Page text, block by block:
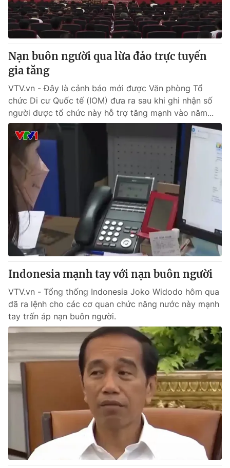
® Cấm sao chép dưới mọi hình thức nếu không có sự chấp
thuận bằng văn bản. Ghi rõ nguồn VTV.vn khi phát hành lại
thông tin từ website này.
Nạn buôn người qua lừa đảo trực tuyến
gia tăng
VTV.vn - Đây là cảnh báo mới được Văn phòng Tổ
chức Di cư Quốc tế (IOM) đưa ra sau khi ghi nhận số
người được tổ chức này hỗ trợ tăng mạnh vào năm...
Indonesia mạnh tay với nạn buôn người
VTV.vn - Tổng thống Indonesia Joko Widodo hôm qua
đã ra lệnh cho các cơ quan chức năng nước này mạnh
tay trấn áp nạn buôn người.